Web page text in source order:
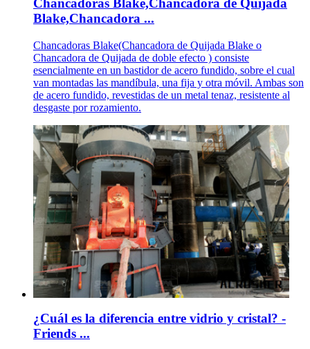
Chancadoras Blake,Chancadora de Quijada
Blake,Chancadora ...
Chancadoras Blake(Chancadora de Quijada Blake o
Chancadora de Quijada de doble efecto ) consiste
esencialmente en un bastidor de acero fundido, sobre el cual
van montadas las mandíbula, una fija y otra móvil. Ambas son
de acero fundido, revestidas de un metal tenaz, resistente al
desgaste por rozamiento.
¿Cuál es la diferencia entre vidrio y cristal? -
Friends ...